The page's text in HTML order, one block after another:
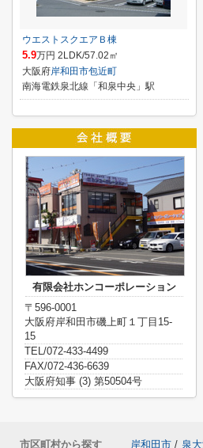
ウエストスクエアＢ棟
5.9万円 2LDK/57.02㎡
大阪府岸和田市包近町
南海電鉄泉北線「和泉中央」駅
有限会社ホンコーポレーション
〒596-0001
大阪府岸和田市磯上町１丁目15-
15
TEL/072-433-4499
FAX/072-436-6639
大阪府知事 (3) 第50504号
市区町村から探す 岸和田市 / 泉